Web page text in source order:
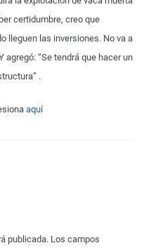
certidumbre, creo que
lleguen las inversiones. No va a
“Se tendrá que hacer un
.
aquí
publicada. Los campos